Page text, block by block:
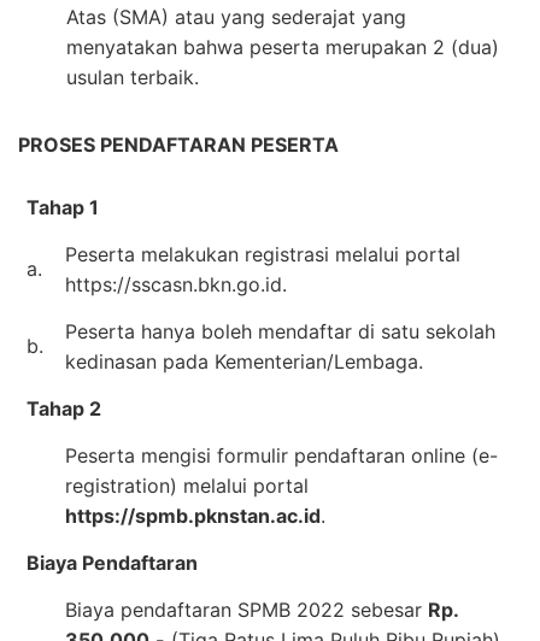
Atas (SMA) atau yang sederajat yang
menyatakan bahwa peserta merupakan 2 (dua)
usulan terbaik.
PROSES PENDAFTARAN PESERTA
Tahap 1
a.
Peserta melakukan registrasi melalui portal
https://sscasn.bkn.go.id.
b.
Peserta hanya boleh mendaftar di satu sekolah
kedinasan pada Kementerian/Lembaga.
Tahap 2
Peserta mengisi formulir pendaftaran online (e-
registration) melalui portal
https://spmb.pknstan.ac.id.
Biaya Pendaftaran
Biaya pendaftaran SPMB 2022 sebesar Rp.